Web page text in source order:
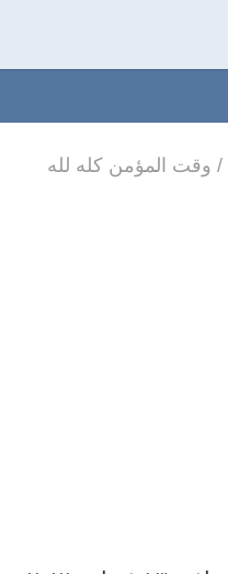
/ وقت المؤمن كله لله